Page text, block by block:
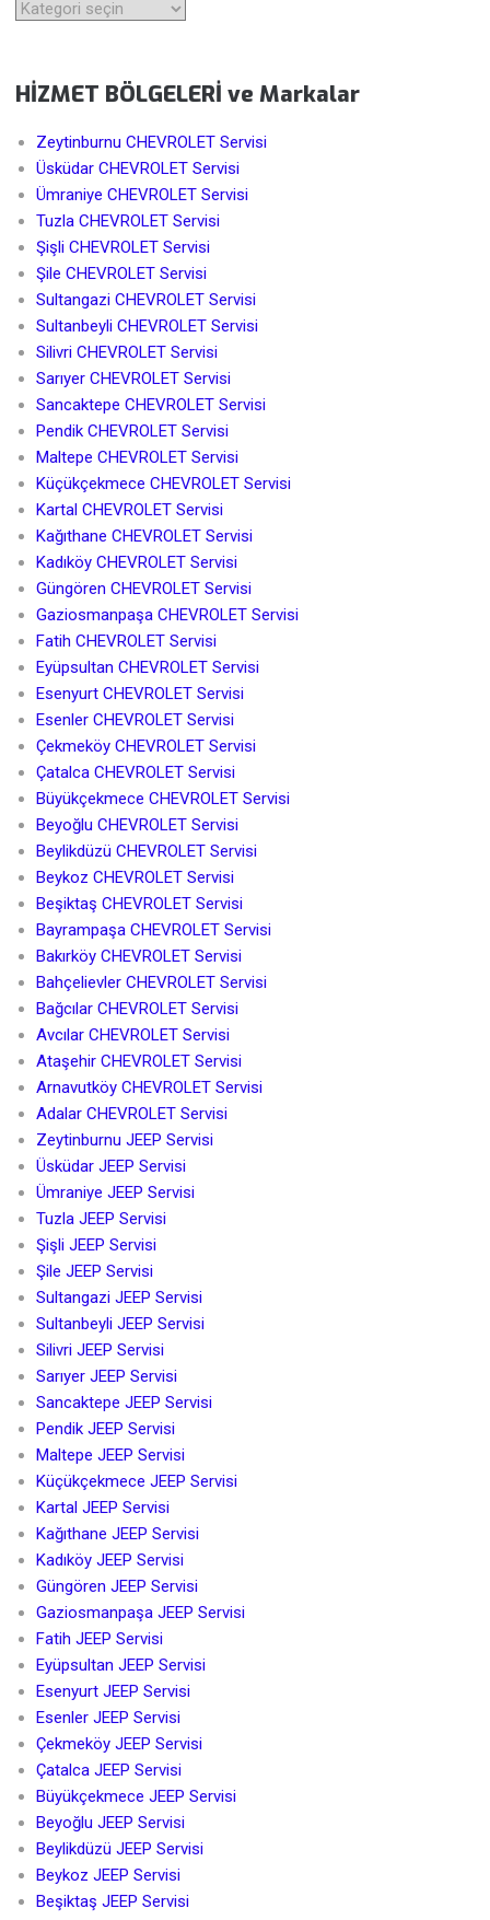
Kategoriler
HİZMET BÖLGELERİ ve Markalar
Zeytinburnu CHEVROLET Servisi
Üsküdar CHEVROLET Servisi
Ümraniye CHEVROLET Servisi
Tuzla CHEVROLET Servisi
Şişli CHEVROLET Servisi
Şile CHEVROLET Servisi
Sultangazi CHEVROLET Servisi
Sultanbeyli CHEVROLET Servisi
Silivri CHEVROLET Servisi
Sarıyer CHEVROLET Servisi
Sancaktepe CHEVROLET Servisi
Pendik CHEVROLET Servisi
Maltepe CHEVROLET Servisi
Küçükçekmece CHEVROLET Servisi
Kartal CHEVROLET Servisi
Kağıthane CHEVROLET Servisi
Kadıköy CHEVROLET Servisi
Güngören CHEVROLET Servisi
Gaziosmanpaşa CHEVROLET Servisi
Fatih CHEVROLET Servisi
Eyüpsultan CHEVROLET Servisi
Esenyurt CHEVROLET Servisi
Esenler CHEVROLET Servisi
Çekmeköy CHEVROLET Servisi
Çatalca CHEVROLET Servisi
Büyükçekmece CHEVROLET Servisi
Beyoğlu CHEVROLET Servisi
Beylikdüzü CHEVROLET Servisi
Beykoz CHEVROLET Servisi
Beşiktaş CHEVROLET Servisi
Bayrampaşa CHEVROLET Servisi
Bakırköy CHEVROLET Servisi
Bahçelievler CHEVROLET Servisi
Bağcılar CHEVROLET Servisi
Avcılar CHEVROLET Servisi
Ataşehir CHEVROLET Servisi
Arnavutköy CHEVROLET Servisi
Adalar CHEVROLET Servisi
Zeytinburnu JEEP Servisi
Üsküdar JEEP Servisi
Ümraniye JEEP Servisi
Tuzla JEEP Servisi
Şişli JEEP Servisi
Şile JEEP Servisi
Sultangazi JEEP Servisi
Sultanbeyli JEEP Servisi
Silivri JEEP Servisi
Sarıyer JEEP Servisi
Sancaktepe JEEP Servisi
Pendik JEEP Servisi
Maltepe JEEP Servisi
Küçükçekmece JEEP Servisi
Kartal JEEP Servisi
Kağıthane JEEP Servisi
Kadıköy JEEP Servisi
Güngören JEEP Servisi
Gaziosmanpaşa JEEP Servisi
Fatih JEEP Servisi
Eyüpsultan JEEP Servisi
Esenyurt JEEP Servisi
Esenler JEEP Servisi
Çekmeköy JEEP Servisi
Çatalca JEEP Servisi
Büyükçekmece JEEP Servisi
Beyoğlu JEEP Servisi
Beylikdüzü JEEP Servisi
Beykoz JEEP Servisi
Beşiktaş JEEP Servisi